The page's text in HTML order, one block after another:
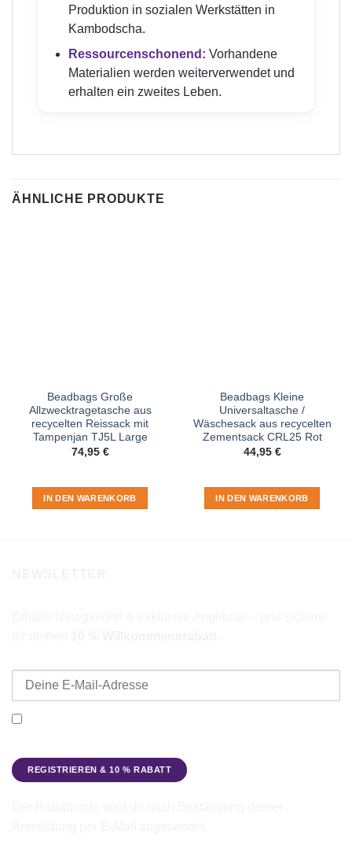
Produktion in sozialen Werkstätten in
Kambodscha.
Ressourcenschonend: Vorhandene
Materialien werden weiterverwendet und
erhalten ein zweites Leben.
ÄHNLICHE PRODUKTE
Beadbags Große
Allzwecktragetasche aus
recycelten Reissack mit
Tampenjan TJ5L Large
74,95 €
IN DEN WARENKORB
Beadbags Kleine
Universaltasche /
Wäschesack aus recycelten
Zementsack CRL25 Rot
44,95 €
IN DEN WARENKORB